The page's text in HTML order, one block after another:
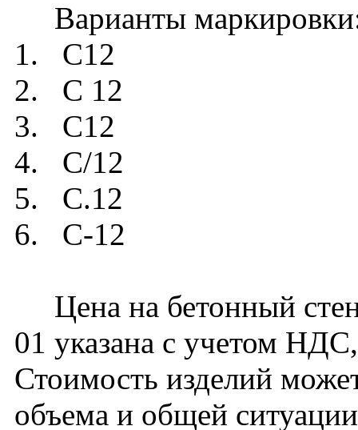
Варианты
1. С12
2. С 12
3. С12
4. С/12
5. С.12
6. C-12
Цена на бетонный
01 указана с учетом
Стоимость изделий
объема и общей